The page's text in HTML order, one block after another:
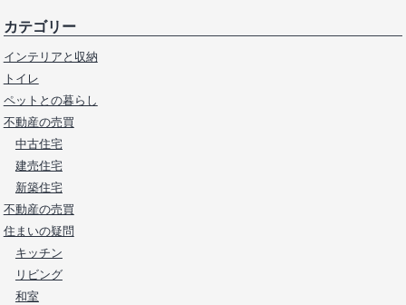
カテゴリー
インテリアと収納
トイレ
ペットとの暮らし
不動産の売買
中古住宅
建売住宅
新築住宅
不動産の売買
住まいの疑問
キッチン
リビング
和室